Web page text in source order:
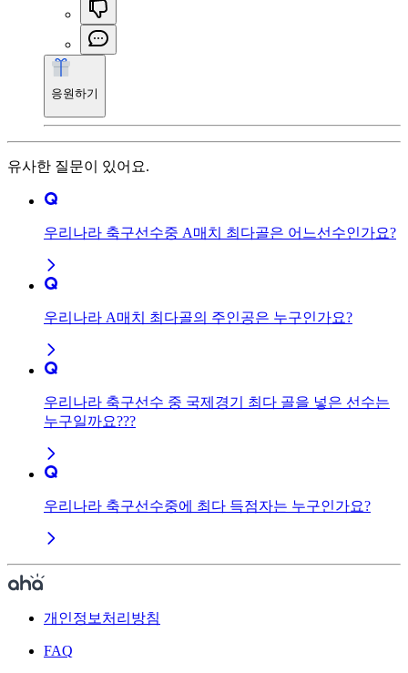
응원하기
유사한 질문이 있어요.
우리나라 축구선수중 A매치 최다골은 어느선수인가요?
우리나라 A매치 최다골의 주인공은 누구인가요?
우리나라 축구선수 중 국제경기 최다 골을 넣은 선수는
누구일까요???
우리나라 축구선수중에 최다 득점자는 누구인가요?
개인정보처리방침
FAQ